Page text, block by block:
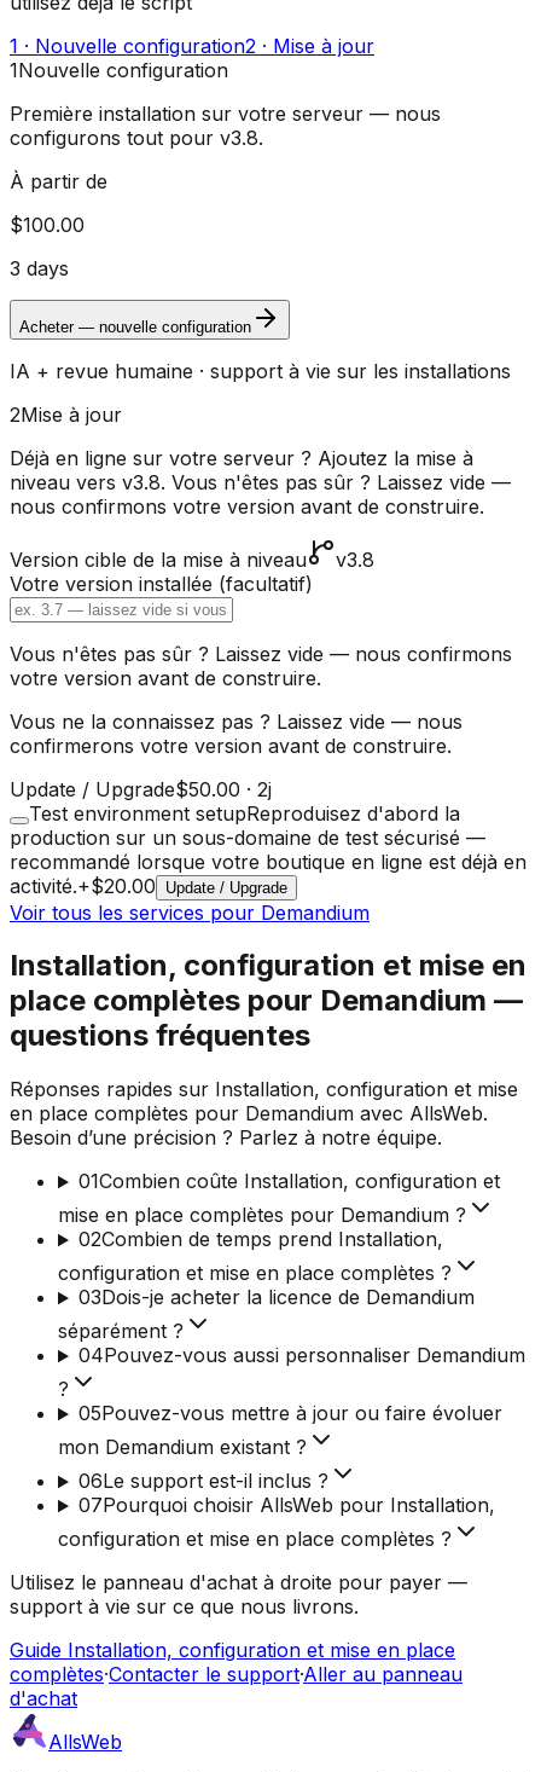
1 · Nouvelle configuration2 · Mise à jour
1Nouvelle configuration
Première installation sur votre serveur — nous
configurons tout pour v3.8.
À partir de
$100.00
3 days
Acheter — nouvelle configuration
IA + revue humaine · support à vie sur les installations
2Mise à jour
Déjà en ligne sur votre serveur ? Ajoutez la mise à
niveau vers v3.8. Vous n'êtes pas sûr ? Laissez vide —
nous confirmons votre version avant de construire.
Version cible de la mise à niveau
v3.8
Votre version installée (facultatif)
Vous n'êtes pas sûr ? Laissez vide — nous confirmons
votre version avant de construire.
Vous ne la connaissez pas ? Laissez vide — nous
confirmerons votre version avant de construire.
Update / Upgrade$50.00 · 2j
Test environment setupReproduisez d'abord la
production sur un sous-domaine de test sécurisé —
recommandé lorsque votre boutique en ligne est déjà en
activité.+$20.00 Update / Upgrade
Voir tous les services pour Demandium
Installation, configuration et mise en
place complètes pour Demandium —
questions fréquentes
Réponses rapides sur Installation, configuration et mise
en place complètes pour Demandium avec AllsWeb.
Besoin d’une précision ? Parlez à notre équipe.
01Combien coûte Installation, configuration et
mise en place complètes pour Demandium ?
02Combien de temps prend Installation,
configuration et mise en place complètes ?
03Dois-je acheter la licence de Demandium
séparément ?
04Pouvez-vous aussi personnaliser Demandium
?
05Pouvez-vous mettre à jour ou faire évoluer
mon Demandium existant ?
06Le support est-il inclus ?
07Pourquoi choisir AllsWeb pour Installation,
configuration et mise en place complètes ?
Utilisez le panneau d'achat à droite pour payer —
support à vie sur ce que nous livrons.
Guide Installation, configuration et mise en place
complètes·Contacter le support·Aller au panneau
d'achat
AllsWeb